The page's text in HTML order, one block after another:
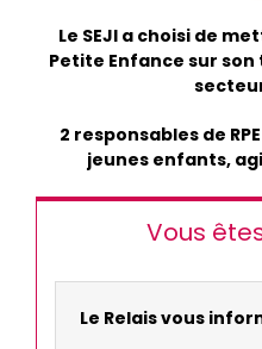
Le SEJI a choisi de
Petite Enfance sur
2 responsables de
jeunes enfants,
Vous
Le Relais vous